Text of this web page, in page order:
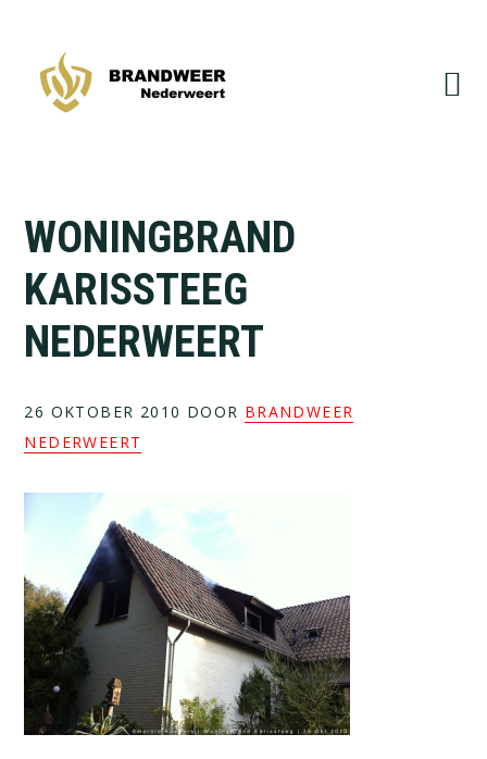
hoofdnavigatie
hoofd
WONINGBRAND
KARISSTEEG
NEDERWEERT
26 OKTOBER 2010 DOOR BRANDWEER
NEDERWEERT